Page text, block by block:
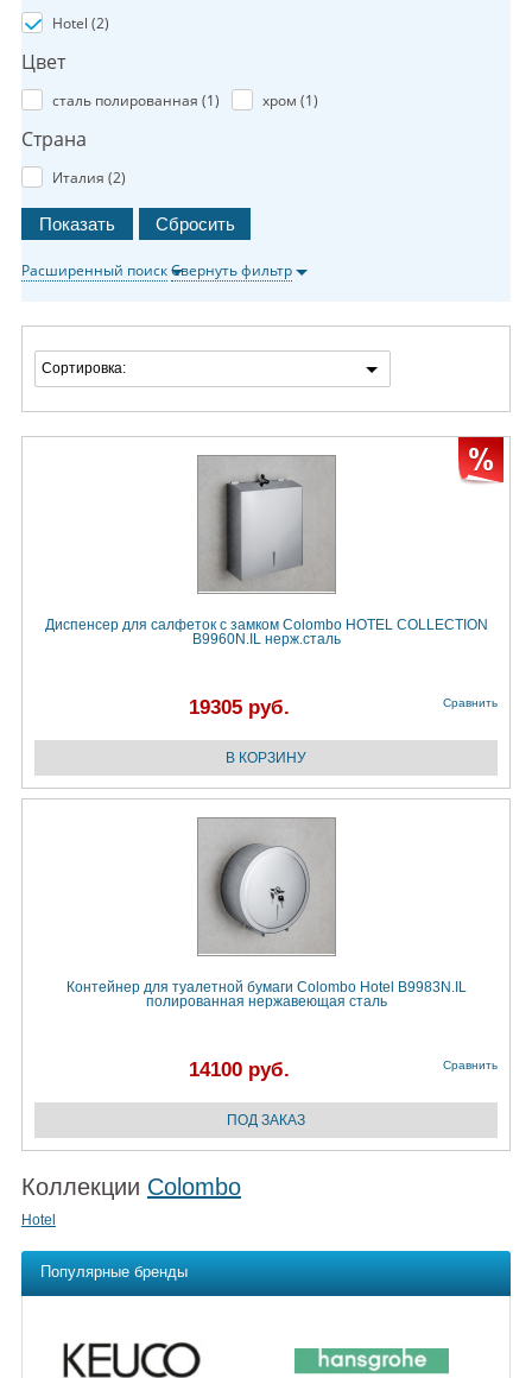
Hotel (2)
Цвет
сталь полированная (1) хром (1)
Страна
Италия (2)
Расширенный поискСвернуть фильтр
Сортировка:
Диспенсер для салфеток с замком Colombo HOTEL COLLECTION
B9960N.IL нерж.сталь
19305 руб. Сравнить
Контейнер для туалетной бумаги Colombo Hotel B9983N.IL
полированная нержавеющая сталь
14100 руб. Сравнить
Коллекции Colombo
Hotel
Популярные бренды